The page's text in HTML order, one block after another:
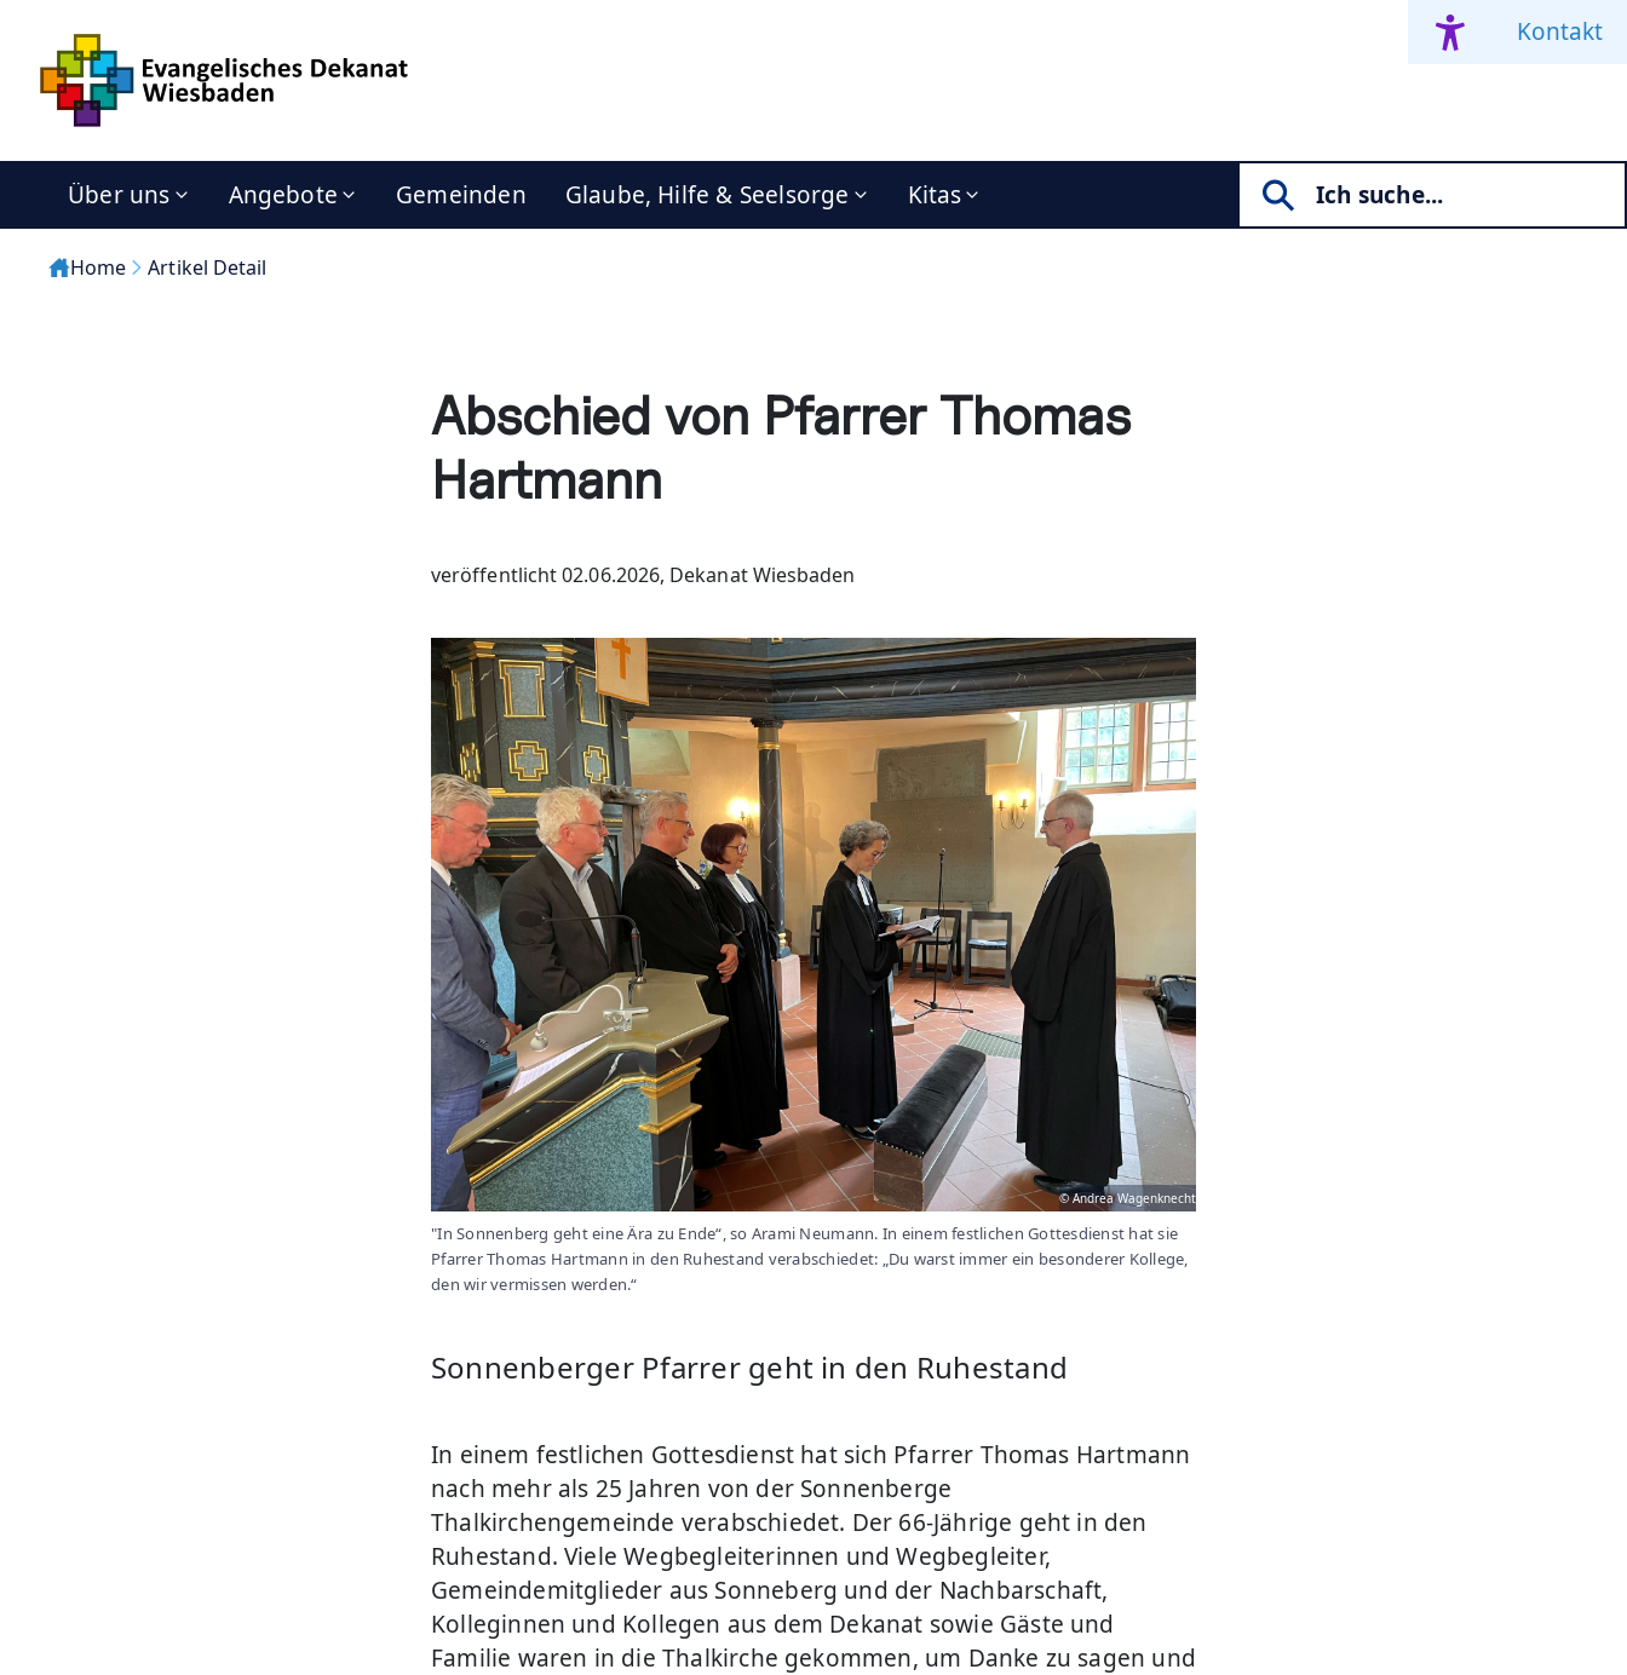
Kontakt
Über uns Angebote Gemeinden Glaube, Hilfe & Seelsorge Kitas
Home Artikel Detail
Abschied von Pfarrer Thomas
Hartmann
veröffentlicht 02.06.2026, Dekanat Wiesbaden
© Andrea Wagenknecht
"In Sonnenberg geht eine Ära zu Ende“, so Arami Neumann. In einem festlichen Gottesdienst hat sie
Pfarrer Thomas Hartmann in den Ruhestand verabschiedet: „Du warst immer ein besonderer Kollege,
den wir vermissen werden.“
Sonnenberger Pfarrer geht in den Ruhestand
In einem festlichen Gottesdienst hat sich Pfarrer Thomas Hartmann
nach mehr als 25 Jahren von der Sonnenberge
Thalkirchengemeinde verabschiedet. Der 66-Jährige geht in den
Ruhestand. Viele Wegbegleiterinnen und Wegbegleiter,
Gemeindemitglieder aus Sonneberg und der Nachbarschaft,
Kolleginnen und Kollegen aus dem Dekanat sowie Gäste und
Familie waren in die Thalkirche gekommen, um Danke zu sagen und